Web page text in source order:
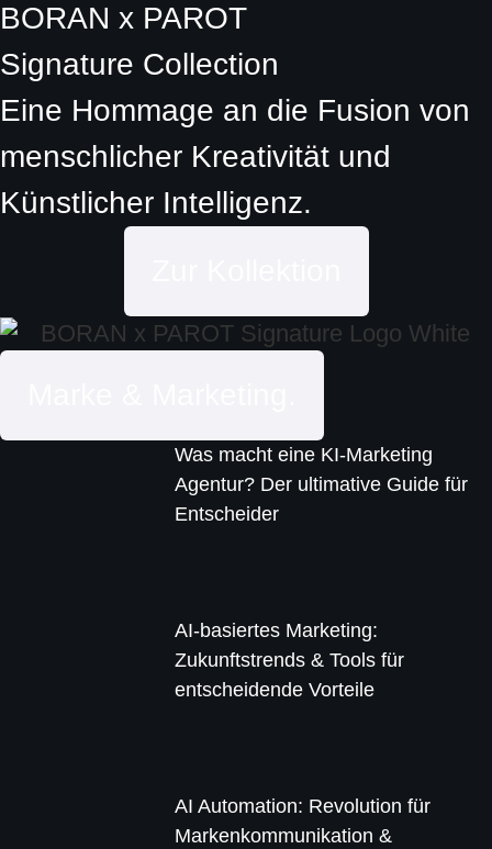
BORAN x PAROT
Signature Collection
Eine Hommage an die Fusion von
menschlicher Kreativität und
Künstlicher Intelligenz.
Was macht eine KI-Marketing
Agentur? Der ultimative Guide für
Entscheider
AI-basiertes Marketing:
Zukunftstrends & Tools für
entscheidende Vorteile
AI Automation: Revolution für
Markenkommunikation &